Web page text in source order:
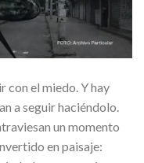
con el miedo. Y hay
a seguir haciéndolo.
un momento
en paisaje: